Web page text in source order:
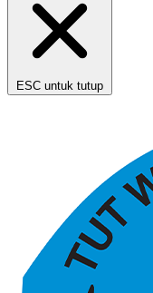
ESC untuk tutup